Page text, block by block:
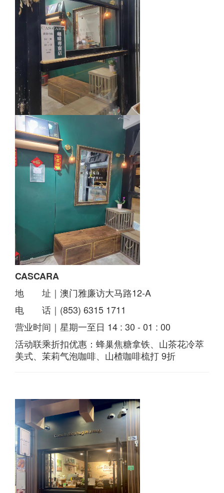
CASCARA
地 址｜澳门雅廉访大马路12-A
电 话｜(853) 6315 1711
营业时间｜星期一至日 14 : 30 - 01 : 00
活动联乘折扣优惠：蜂巢焦糖拿铁、山茶花冷萃
美式、茉莉气泡咖啡、山楂咖啡梳打 9折